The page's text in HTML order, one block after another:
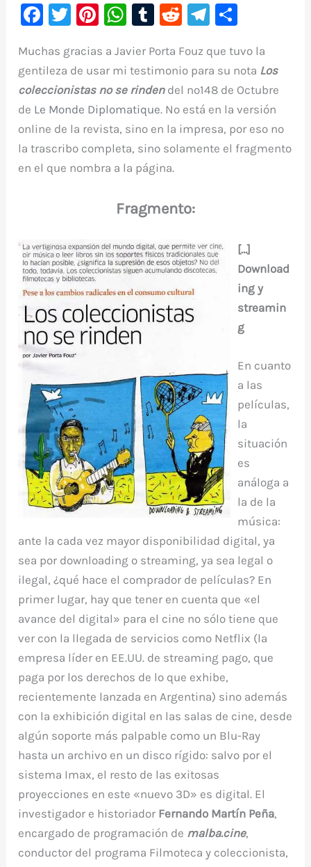
F
c
e
b
o
o
k
T
it
te
r
Pi
er
e
st
W
at
s
A
p
p
T
m
bl
r
R
d
di
t
Te
gr
a
m
m
p
ar
ti
r
Muchas gracias a Javier Porta Fouz que tuvo la
gentileza de usar mi testimonio para su nota Los
coleccionistas no se rindendel nº148 de Octubre
de Le Monde Diplomatique. No está en la versión
online de la revista, sino en la impresa, por eso no
la trascribo completa, sino solamente el fragmento
en el que nombra a la página.
Fragmento:
[…]
Download
ing y
streamin
g
En cuanto
a las
películas,
la
situación
es
análoga a
la de la
música:
ante la cada vez mayor disponibilidad digital, ya
sea por downloading o streaming, ya sea legal o
ilegal, ¿qué hace el comprador de películas? En
primer lugar, hay que tener en cuenta que «el
avance del digital» para el cine no sólo tiene que
ver con la llegada de servicios como Netflix (la
empresa líder en EE.UU. de streaming pago, que
paga por los derechos de lo que exhibe,
recientemente lanzada en Argentina) sino además
con la exhibición digital en las salas de cine, desde
algún soporte más palpable como un Blu-Ray
hasta un archivo en un disco rígido: salvo por el
sistema Imax, el resto de las exitosas
proyecciones en este «nuevo 3D» es digital. El
investigador e historiador Fernando Martín Peña,
encargado de programación de malba.cine,
conductor del programa Filmoteca y coleccionista,